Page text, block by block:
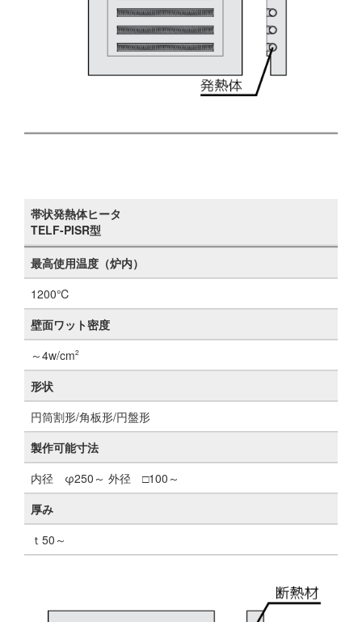
帯状発熱体ヒータ
TELF-PISR型
最高使用温度（炉内）
1200℃
壁面ワット密度
～4w/cm2
形状
円筒割形/角板形/円盤形
製作可能寸法
内径 φ250～ 外径 □100～
厚み
ｔ50～